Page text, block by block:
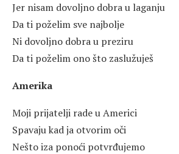
Jer nisam dovoljno dobra u laganju
Da ti poželim sve najbolje
Ni dovoljno dobra u preziru
Da ti poželim ono što zaslužuješ
Amerika
Moji prijatelji rade u Americi
Spavaju kad ja otvorim oči
Nešto iza ponoći potvrđujemo